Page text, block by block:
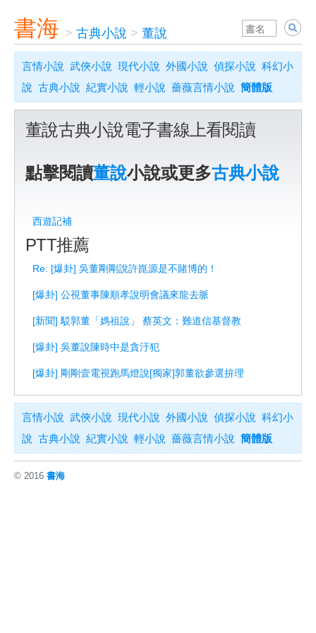
書海 > 古典小說 > 董說
言情小說 武俠小說 現代小說 外國小說 偵探小說 科幻小
說 古典小說 紀實小說 輕小說 薔薇言情小說 簡體版
董說古典小說電子書線上看閱讀
點擊閱讀董說小說或更多古典小說
西遊記補
PTT推薦
Re: [爆卦] 吳董剛剛說許崑源是不賭博的！
[爆卦] 公視董事陳順孝說明會議來龍去脈
[新聞] 駁郭董「媽祖說」 蔡英文：難道信基督教
[爆卦] 吳董說陳時中是貪汙犯
[爆卦] 剛剛壹電視跑馬燈說[獨家]郭董欲參選拚理
言情小說 武俠小說 現代小說 外國小說 偵探小說 科幻小
說 古典小說 紀實小說 輕小說 薔薇言情小說 簡體版
© 2016 書海